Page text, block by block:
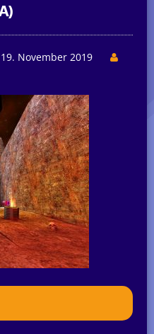
19. November 2019